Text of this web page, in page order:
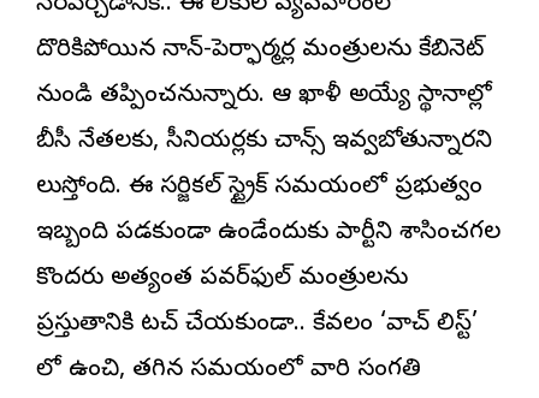
దొరికిపోయిన నాన్-పెర్ఫార్మర్ల మంత్రులను కేబినెట్
నుండి తప్పించనున్నారు. ఆ ఖాళీ అయ్యే స్థానాల్లో
బీసీ నేతలకు, సీనియర్లకు చాన్స్ ఇవ్వబోతున్నారని
తెలుస్తోంది. ఈ సర్జికల్ స్ట్రైక్ సమయంలో ప్రభుత్వం
ఇబ్బంది పడకుండా ఉండేందుకు పార్టీని శాసించగల
కొందరు అత్యంత పవర్‌ఫుల్ మంత్రులను
ప్రస్తుతానికి టచ్ చేయకుండా.. కేవలం ‘వాచ్ లిస్ట్’
లో ఉంచి, తగిన సమయంలో వారి సంగతి